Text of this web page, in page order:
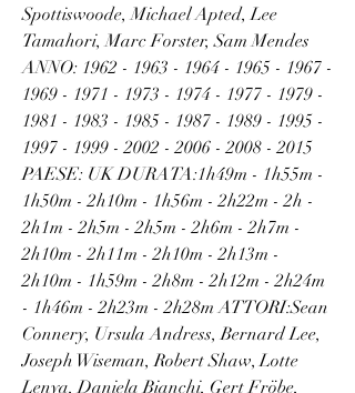
Spottiswoode, Michael Apted, Lee
Tamahori, Marc Forster, Sam Mendes
ANNO: 1962 - 1963 - 1964 - 1965 - 1967 -
1969 - 1971 - 1973 - 1974 - 1977 - 1979 -
1981 - 1983 - 1985 - 1987 - 1989 - 1995 -
1997 - 1999 - 2002 - 2006 - 2008 - 2015
PAESE: UK DURATA:1h49m - 1h55m -
1h50m - 2h10m - 1h56m - 2h22m - 2h -
2h1m - 2h5m - 2h5m - 2h6m - 2h7m -
2h10m - 2h11m - 2h10m - 2h13m -
2h10m - 1h59m - 2h8m - 2h12m - 2h24m
- 1h46m - 2h23m - 2h28m ATTORI:Sean
Connery, Ursula Andress, Bernard Lee,
Joseph Wiseman, Robert Shaw, Lotte
Lenya, Daniela Bianchi, Gert Fröbe,